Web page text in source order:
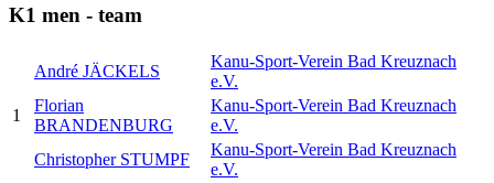
K1 men - team
1
André JÄCKELS
Kanu-Sport-Verein Bad Kreuznach
e.V.
Florian
BRANDENBURG
Kanu-Sport-Verein Bad Kreuznach
e.V.
Christopher STUMPF
Kanu-Sport-Verein Bad Kreuznach
e.V.